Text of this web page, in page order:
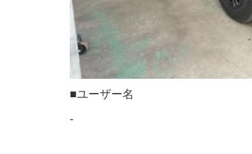
■ユーザー名
-